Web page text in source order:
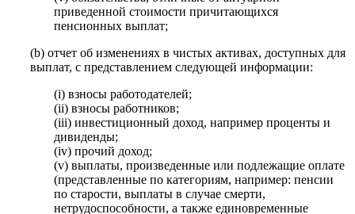
приведенной стоимости причитающихся
пенсионных выплат;
(b) отчет об изменениях в чистых активах, доступных для
выплат, с представлением следующей информации:
(i) взносы работодателей;
(ii) взносы работников;
(iii) инвестиционный доход, например проценты и
дивиденды;
(iv) прочий доход;
(v) выплаты, произведенные или подлежащие оплате
(представленные по категориям, например: пенсии
по старости, выплаты в случае смерти,
нетрудоспособности, а также единовременные